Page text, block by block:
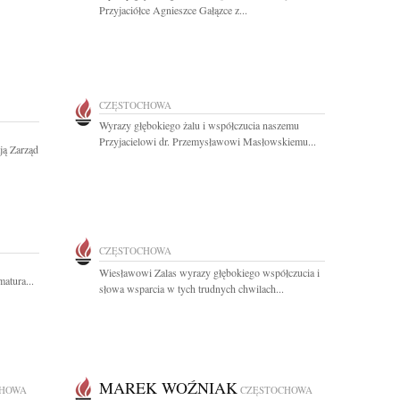
Przyjaciółce Agnieszce Gałązce z...
Zarząd
CZĘSTOCHOWA
Wyrazy głębokiego żalu i współczucia naszemu
Przyjacielowi dr. Przemysławowi Masłowskiemu...
CZĘSTOCHOWA
Wiesławowi Zalas wyrazy głębokiego współczucia i
słowa wsparcia w tych trudnych chwilach...
MAREK WOŹNIAK CZĘSTOCHOWA